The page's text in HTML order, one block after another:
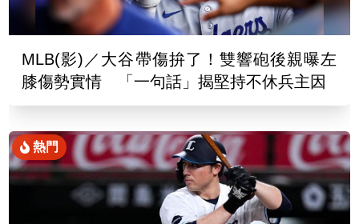
MLB(影)／大谷帶傷拚了！雙響砲後親曝左
膝傷勢實情 「一句話」揭堅持不休兵主因
熱門